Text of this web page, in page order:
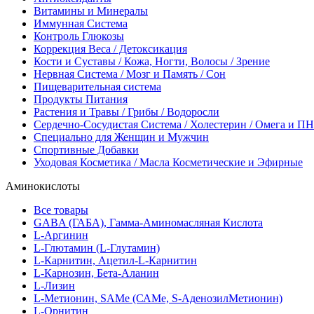
Витамины и Минералы
Иммунная Система
Контроль Глюкозы
Коррекция Веса / Детоксикация
Кости и Суставы / Кожа, Ногти, Волосы / Зрение
Нервная Система / Мозг и Память / Сон
Пищеварительная система
Продукты Питания
Растения и Травы / Грибы / Водоросли
Сердечно-Сосудистая Система / Холестерин / Омега и
Специально для Женщин и Мужчин
Спортивные Добавки
Уходовая Косметика / Масла Косметические и Эфирные
Аминокислоты
Все товары
GABA (ГАБА), Гамма-Аминомасляная Кислота
L-Аргинин
L-Глютамин (L-Глутамин)
L-Карнитин, Ацетил-L-Карнитин
L-Карнозин, Бета-Аланин
L-Лизин
L-Метионин, SAMe (САМе, S-АденозилМетионин)
L-Орнитин